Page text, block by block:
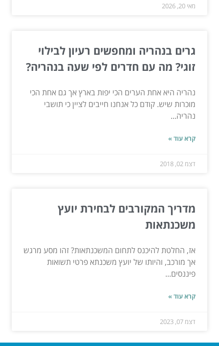
מאי 20, 2026
גרים בנהריה ומחפשים רעיון לבילוי
זוגי? מה עם חדרים לפי שעה בנהריה?
נהריה היא אחת הערים הכי יפות בארץ אך גם אחת הכי
מוכרות שיש. קודם כל אנחנו חייבים לציין כי תושבי
נהריה...
קרא עוד »
דצמ 02, 2018
מדריך המקורבים לבחירת יועץ
משכנתאות
אז, החלטת להיכנס לתחום המשכנתאות? זהו מסע מרגש
אך מורכב, והיותו של יועץ משכנתא פרטי תשואות
פיננסים...
קרא עוד »
דצמ 07, 2023